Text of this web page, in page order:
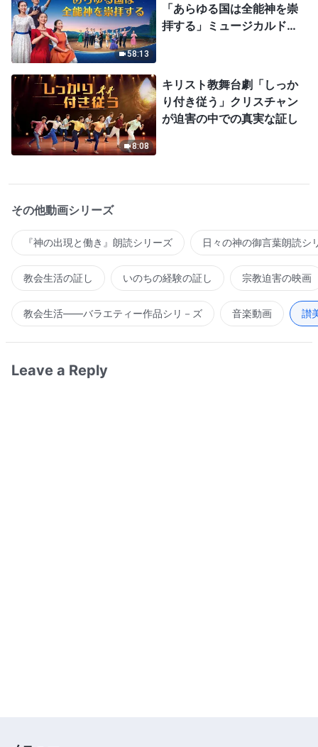
58:13
「あらゆる国は全能神を崇
拝する」ミュージカルドラ
8:08
キリスト教舞台劇「しっか
り付き従う」クリスチャン
が迫害の中での真実な証し
その他動画シリーズ
『神の出現と働き』朗読シリーズ 日々の神の御言葉朗読シ
教会生活の証し いのちの経験の証し 宗教迫害の映画
教会生活――バラエティー作品シリ－ズ 音楽動画 讃
Leave a Reply